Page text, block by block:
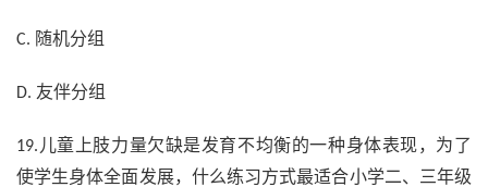
C. 随机分组
D. 友伴分组
19. 儿童上肢力量欠缺是发育不均衡的一种身体表现，为了
使学生身体全面发展，什么练习方式最适合小学二、三年级